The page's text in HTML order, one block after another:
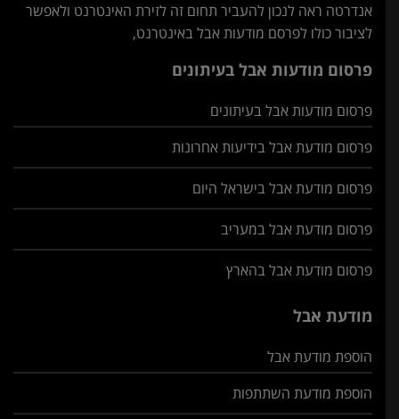
אנדרטה ראה לנכון להעביר תחום זה לזירת האינטרנט ולאפשר
לציבור כולו לפרסם מודעות אבל באינטרנט,
פרסום מודעות אבל בעיתונים
פרסום מודעות אבל בעיתונים
פרסום מודעת אבל בידיעות אחרונות
פרסום מודעת אבל בישראל היום
פרסום מודעת אבל במעריב
פרסום מודעת אבל בהארץ
מודעת אבל
הוספת מודעת אבל
הוספת מודעת השתתפות